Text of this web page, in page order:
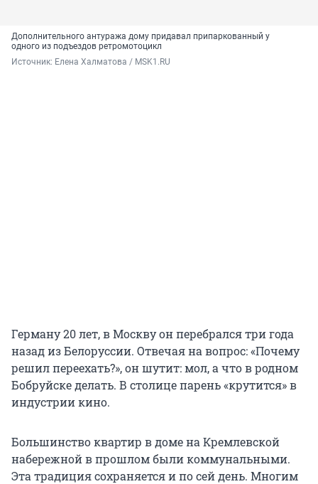
Дополнительного антуража дому придавал припаркованный у
одного из подъездов ретромотоцикл
Источник: Елена Халматова / MSK1.RU
Герману 20 лет, в Москву он перебрался три года
назад из Белоруссии. Отвечая на вопрос: «Почему
решил переехать?», он шутит: мол, а что в родном
Бобруйске делать. В столице парень «крутится» в
индустрии кино.
Большинство квартир в доме на Кремлевской
набережной в прошлом были коммунальными.
Эта традиция сохраняется и по сей день. Многим